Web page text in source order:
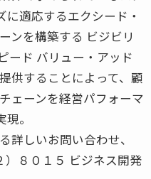
適応するエクシード・
ンを構築する ビジビリ
ード バリュー・アッド
供することによって、顧
ェーンを経営パフォーマ
。
しいお問い合わせ、
）８０１５ ビジネス開発